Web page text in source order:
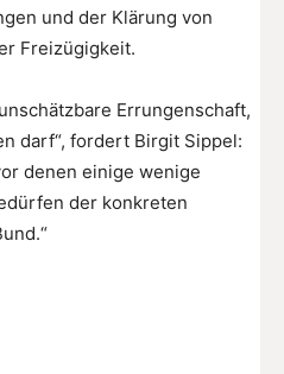
und der Klärung von
Freizügigkeit.
Errungenschaft,
darf“, fordert Birgit Sippel:
denen einige wenige
der konkreten